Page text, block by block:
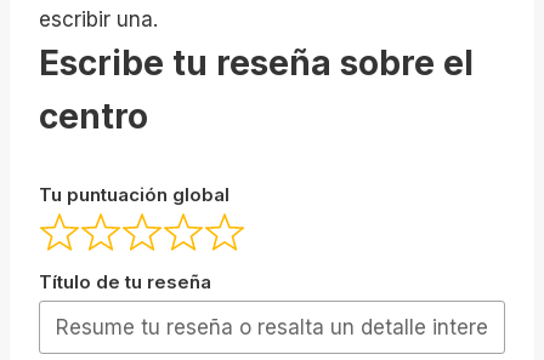
escribir una.
Escribe tu reseña sobre el
centro
Tu puntuación global
Título de tu reseña